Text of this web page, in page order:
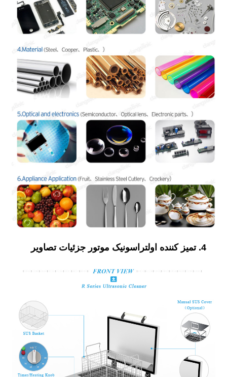
4. تمیز کننده اولتراسونیک موتور جزئیات تصاویر